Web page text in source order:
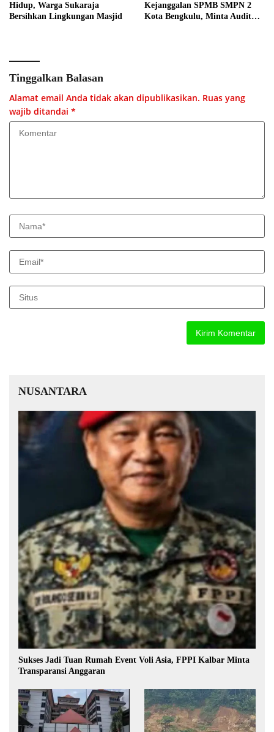
Hidup, Warga Sukaraja
Bersihkan Lingkungan Masjid
Kejanggalan SPMB SMPN 2
Kota Bengkulu, Minta Audit
Tinggalkan Balasan
Alamat email Anda tidak akan dipublikasikan. Ruas yang
wajib ditandai *
NUSANTARA
Sukses Jadi Tuan Rumah Event Voli Asia, FPPI Kalbar Minta
Transparansi Anggaran